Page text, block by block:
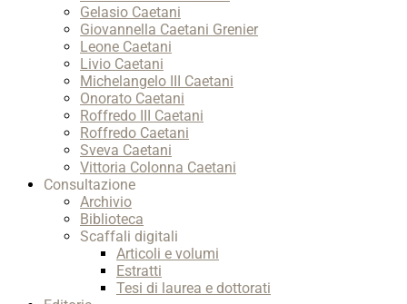
Gelasio Caetani
Giovannella Caetani Grenier
Leone Caetani
Livio Caetani
Michelangelo III Caetani
Onorato Caetani
Roffredo III Caetani
Roffredo Caetani
Sveva Caetani
Vittoria Colonna Caetani
Consultazione
Archivio
Biblioteca
Scaffali digitali
Articoli e volumi
Estratti
Tesi di laurea e dottorati